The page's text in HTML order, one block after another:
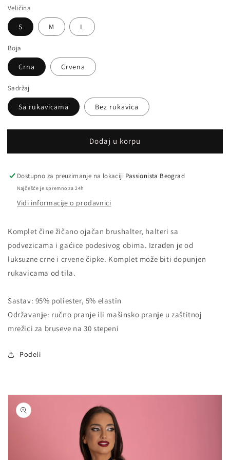
Veličina
S M L
Boja
Crna Crvena
Sadržaj
Sa rukavicama Bez rukavica
Dodaj u korpu
Dostupno za preuzimanje na lokaciji Passionista Beograd
Najčešće je spremno za 24h
Vidi informacije o prodavnici
Komplet čine žičano ojačan brushalter, halteri sa
podvezicama i gaćice podesivog obima. Izrađen je od
luksuzne crne i crvene čipke. Komplet može biti dopunjen
rukavicama od tila.
Sastav: 95% poliester, 5% elastin
Održavanje: ručno pranje ili mašinsko pranje u zaštitnoj
mrežici za bruseve na 30 stepeni
Podeli
o
proizvodu